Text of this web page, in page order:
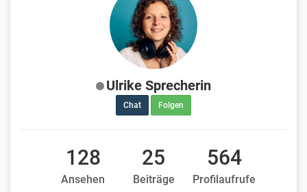
Ulrike Sprecherin
Chat Folgen
128
Ansehen
25
Beiträge
564
Profilaufrufe